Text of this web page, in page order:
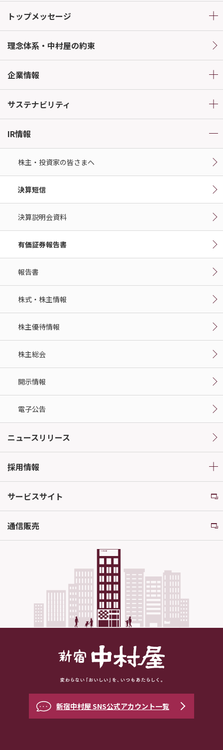
トップメッセージ
理念体系・中村屋の約束
企業情報
サステナビリティ
IR情報
株主・投資家の皆さまへ
決算短信
決算説明会資料
有価証券報告書
報告書
株式・株主情報
株主優待情報
株主総会
開示情報
電子公告
ニュースリリース
採用情報
サービスサイト
通信販売
新宿中村屋 SNS公式アカウント一覧